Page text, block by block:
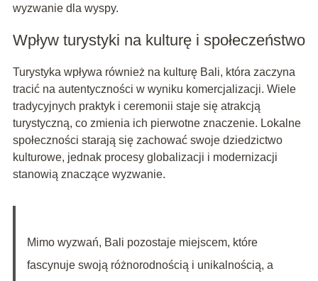
wyzwanie dla wyspy.
Wpływ turystyki na kulturę i społeczeństwo
Turystyka wpływa również na kulturę Bali, która zaczyna
tracić na autentyczności w wyniku komercjalizacji. Wiele
tradycyjnych praktyk i ceremonii staje się atrakcją
turystyczną, co zmienia ich pierwotne znaczenie. Lokalne
społeczności starają się zachować swoje dziedzictwo
kulturowe, jednak procesy globalizacji i modernizacji
stanowią znaczące wyzwanie.
Mimo wyzwań, Bali pozostaje miejscem, które
fascynuje swoją różnorodnością i unikalnością, a